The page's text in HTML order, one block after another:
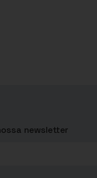
newsletter